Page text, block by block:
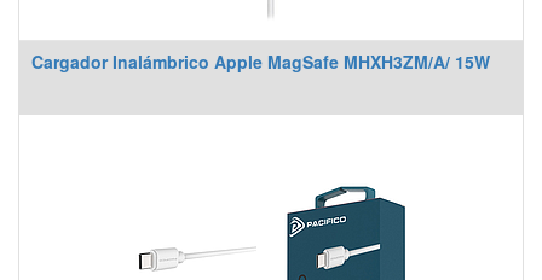
Cargador Inalámbrico Apple MagSafe MHXH3ZM/A/ 15W